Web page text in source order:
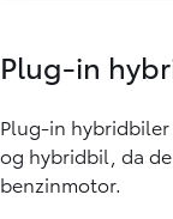
Plug-in
Plug-in
og hybridbil, da
benzinmotor.